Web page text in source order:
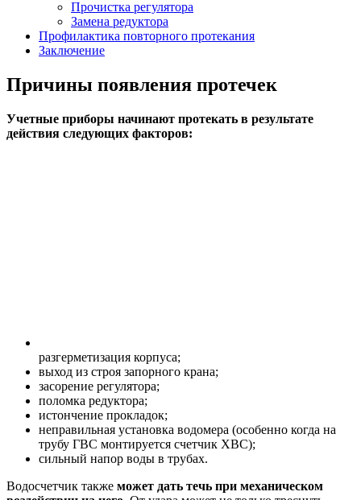
Прочистка регулятора
Замена редуктора
Профилактика повторного протекания
Заключение
Причины появления протечек
Учетные приборы начинают протекать в результате
действия следующих факторов:
разгерметизация корпуса;
выход из строя запорного крана;
засорение регулятора;
поломка редуктора;
истончение прокладок;
неправильная установка водомера (особенно когда на
трубу ГВС монтируется счетчик ХВС);
сильный напор воды в трубах.
Водосчетчик также может дать течь при механическом